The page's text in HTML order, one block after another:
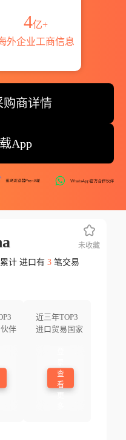
4亿+
外企业工商信息
购商详情
App
计 进口有 3笔交易
伴
近三年TOP3
进口贸易国家
查
看
未收藏